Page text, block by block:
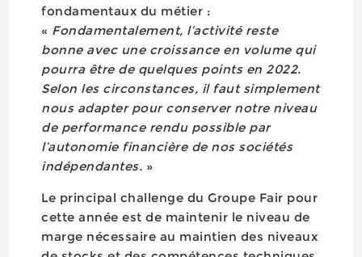
fondamentaux du métier :
« Fondamentalement, l’activité reste
bonne avec une croissance en volume qui
pourra être de quelques points en 2022.
Selon les circonstances, il faut simplement
nous adapter pour conserver notre niveau
de performance rendu possible par
l’autonomie financière de nos sociétés
indépendantes. »
Le principal challenge du Groupe Fair pour
cette année est de maintenir le niveau de
marge nécessaire au maintien des niveaux